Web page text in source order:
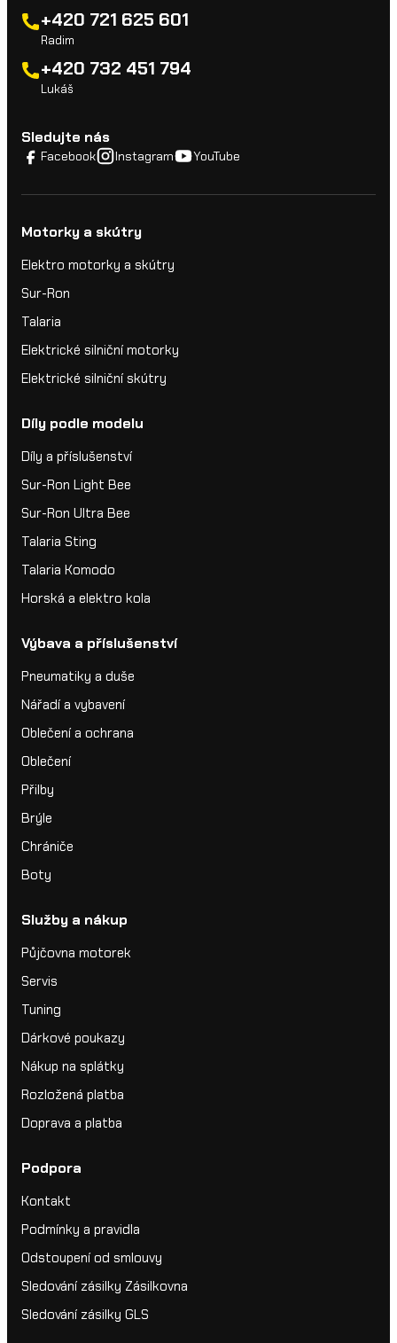
+420 721 625 601
Radim
+420 732 451 794
Lukáš
Sledujte nás
Facebook Instagram YouTube
Motorky a skútry
Elektro motorky a skútry
Sur-Ron
Talaria
Elektrické silniční motorky
Elektrické silniční skútry
Díly podle modelu
Díly a příslušenství
Sur-Ron Light Bee
Sur-Ron Ultra Bee
Talaria Sting
Talaria Komodo
Horská a elektro kola
Výbava a příslušenství
Pneumatiky a duše
Nářadí a vybavení
Oblečení a ochrana
Oblečení
Přilby
Brýle
Chrániče
Boty
Služby a nákup
Půjčovna motorek
Servis
Tuning
Dárkové poukazy
Nákup na splátky
Rozložená platba
Doprava a platba
Podpora
Kontakt
Podmínky a pravidla
Odstoupení od smlouvy
Sledování zásilky Zásilkovna
Sledování zásilky GLS